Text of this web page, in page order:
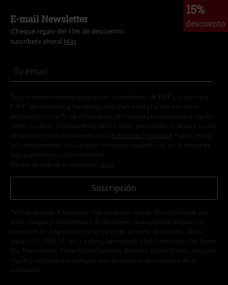
15%
descuento
E-mail Newsletter
¡Cheque regalo del 15% de descuento,
suscríbete ahora! Más
Doy mi consentimiento para recibir la newsletter de EMP y acepto que
E.M.P. Merchandising Handelsgesellschaft mbH procese mis datos
personales con el fin de informarme de manera personalizada y regular
sobre su oferta. El tratamiento de mis datos personales se llevará a cabo
de acuerdo con lo establecido en la
Política de Privacidad . Puedo retirar
mi consentimiento en cualquier momento haciendo clic en el enlace de
baja presente en cada newsletter.
Darme de baja de la newsletter
aquí
Suscripción
*Válido durante 4 semanas. Solo canjeable online. No combinable con
otros códigos promocionales. El descuento será aplicado después de
introducir el código en el primer paso del proceso de compra. Libros,
media (CD, DVD, LP, etc.), tickets, Rammstein, (Till) Lindemann, Die Ärzte,
Die Toten Hosen, Feine Sahne Fischfilet, Broilers, Böhse Onkelz, cheques-
regalo y artículos que incluyen una donación están excluidos de la
promoción.